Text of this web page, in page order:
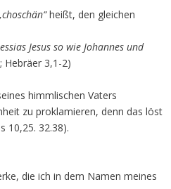
heißt, den gleichen
Jesus so wie Johannes und
Hebräer 3,1-2)
himmlischen Vaters
zu proklamieren, denn das löst
10,25. 32.38).
die ich in dem Namen meines